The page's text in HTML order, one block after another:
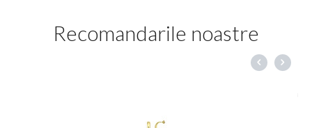
Recomandarile noastre